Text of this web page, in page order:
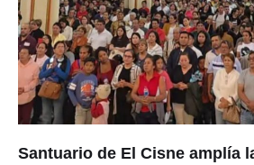
Santuario de El Cisne amplía